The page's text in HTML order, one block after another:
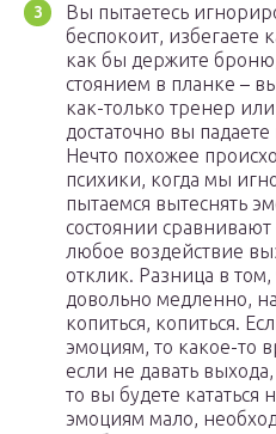
Вы пытаетесь
беспокоит,
как бы держите
стоянием в планке –
как-только тренер
достаточно вы
Нечто похожее
психики, когда мы
пытаемся вытеснять
состоянии сравнивают
любое воздействие
отклик. Разница в
довольно медленно,
копиться, копиться.
эмоциям, то какое-то
если не давать
то вы будете кататься
эмоциям мало,